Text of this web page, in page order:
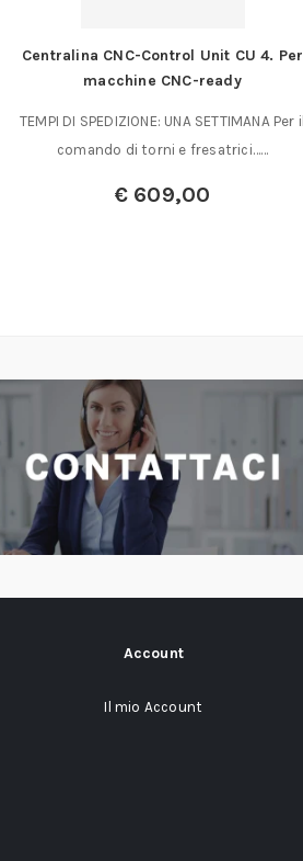
Centralina CNC-Control Unit CU 4. Per
macchine CNC-ready
TEMPI DI SPEDIZIONE: UNA SETTIMANA Per il
comando di torni e fresatrici……
€ 609,00
Account
Il mio Account